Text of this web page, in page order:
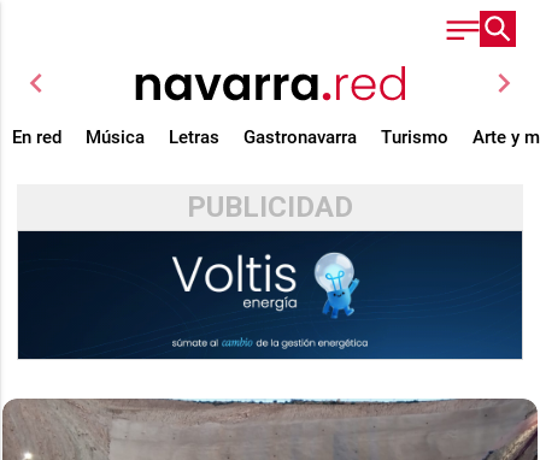
chevron_left chevron_right
En red Música Letras Gastronavarra Turismo Arte y
PUBLICIDAD